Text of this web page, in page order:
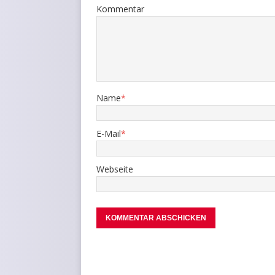
Kommentar
Name*
E-Mail*
Webseite